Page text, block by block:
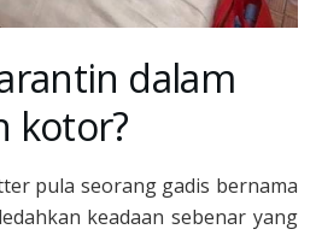
dalam
kotor?
pula seorang gadis bernama
keadaan sebenar yang